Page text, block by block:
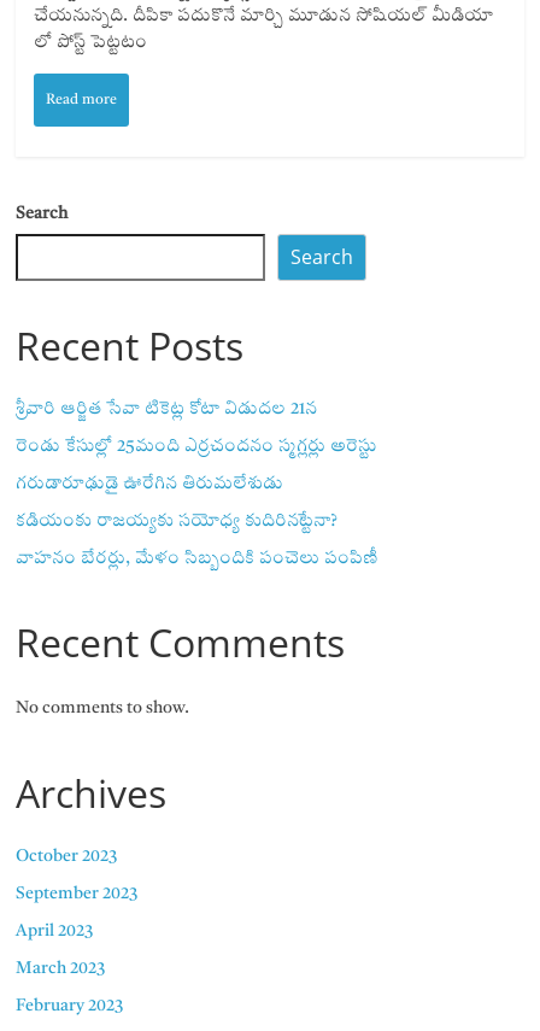
చేయనున్నది. దీపికా పదుకొనే మార్చి మూడున సోషియల్ మీడియా
లో పోస్ట్ పెట్టటం
Read more
Search
Search
Recent Posts
శ్రీవారి ఆర్జిత సేవా టికెట్ల కోటా విడుదల 21న
రెండు కేసుల్లో 25మంది ఎర్రచందనం స్మగ్లర్లు అరెస్టు
గరుడారూఢుడై ఊరేగిన తిరుమలేశుడు
కడియంకు రాజయ్యకు సయోధ్య కుదిరినట్టేనా?
వాహ‌నం బేర‌ర్లు, మేళం సిబ్బందికి పంచెలు పంపిణీ
Recent Comments
No comments to show.
Archives
October 2023
September 2023
April 2023
March 2023
February 2023